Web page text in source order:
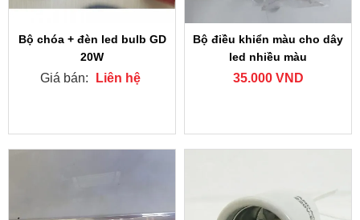
Bộ chóa + đèn led bulb GD
20W
Giá bán: Liên hệ
Bộ điều khiển màu cho dây
led nhiều màu
35.000 VND